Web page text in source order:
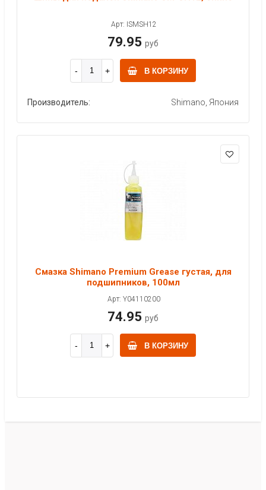
Арт: ISMSH12
79.95 руб
В КОРЗИНУ
Производитель: Shimano, Япония
Смазка Shimano Premium Grease густая, для
подшипников, 100мл
Арт: Y04110200
74.95 руб
В КОРЗИНУ